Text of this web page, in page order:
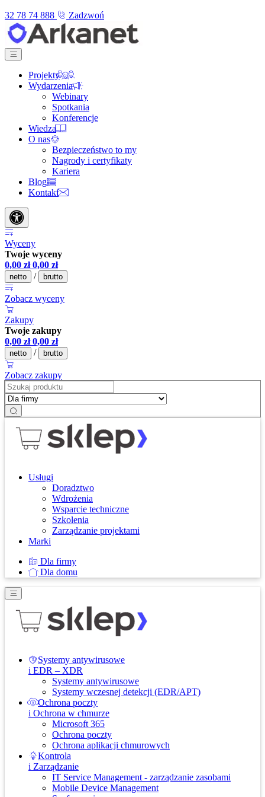
32 78 74 888
Zadzwoń
Projekty
Wydarzenia
Webinary
Spotkania
Konferencje
Wiedza
O nas
Bezpieczeństwo to my
Nagrody i certyfikaty
Kariera
Blog
Kontakt
Wyceny
Twoje wyceny
0,00 zł 0,00 zł
netto / brutto
Zobacz wyceny
Zakupy
Twoje zakupy
0,00 zł 0,00 zł
netto / brutto
Zobacz zakupy
Usługi
Doradztwo
Wdrożenia
Wsparcie techniczne
Szkolenia
Zarządzanie projektami
Marki
Dla firmy
Dla domu
Systemy antywirusowe
i EDR – XDR
Systemy antywirusowe
Systemy wczesnej detekcji (EDR/APT)
Ochrona poczty
i Ochrona w chmurze
Microsoft 365
Ochrona poczty
Ochrona aplikacji chmurowych
Kontrola
i Zarządzanie
IT Service Management - zarządzanie zasobami
Mobile Device Management